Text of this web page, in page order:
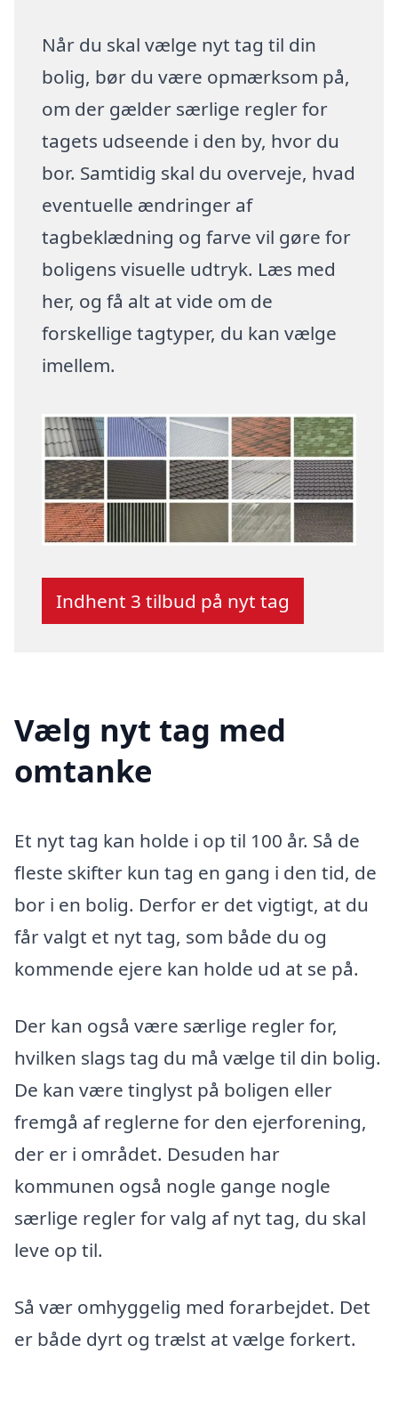
Når du skal vælge nyt tag til din
bolig, bør du være opmærksom på,
om der gælder særlige regler for
tagets udseende i den by, hvor du
bor. Samtidig skal du overveje, hvad
eventuelle ændringer af
tagbeklædning og farve vil gøre for
boligens visuelle udtryk. Læs med
her, og få alt at vide om de
forskellige tagtyper, du kan vælge
imellem.
Indhent 3 tilbud på nyt tag
Vælg nyt tag med
omtanke
Et nyt tag kan holde i op til 100 år. Så de
fleste skifter kun tag en gang i den tid, de
bor i en bolig. Derfor er det vigtigt, at du
får valgt et nyt tag, som både du og
kommende ejere kan holde ud at se på.
Der kan også være særlige regler for,
hvilken slags tag du må vælge til din bolig.
De kan være tinglyst på boligen eller
fremgå af reglerne for den ejerforening,
der er i området. Desuden har
kommunen også nogle gange nogle
særlige regler for valg af nyt tag, du skal
leve op til.
Så vær omhyggelig med forarbejdet. Det
er både dyrt og trælst at vælge forkert.